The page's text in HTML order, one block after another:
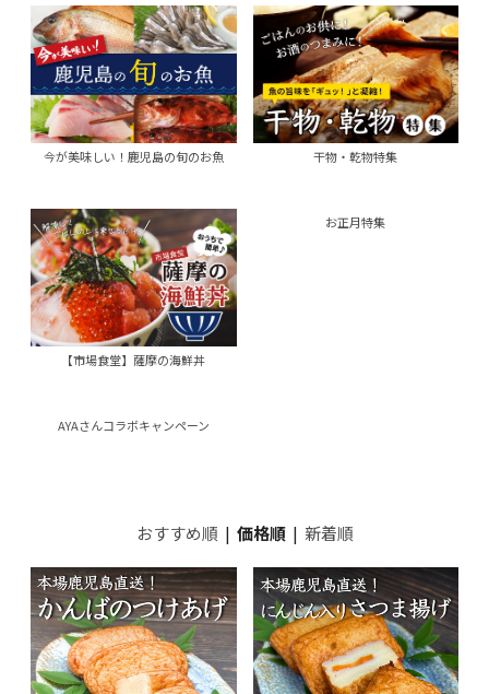
今が美味しい！鹿児島の旬のお魚 干物・乾物特集
【市場食堂】薩摩の海鮮丼
お正月特集
AYAさんコラボキャンペーン
おすすめ順 | 価格順| 新着順